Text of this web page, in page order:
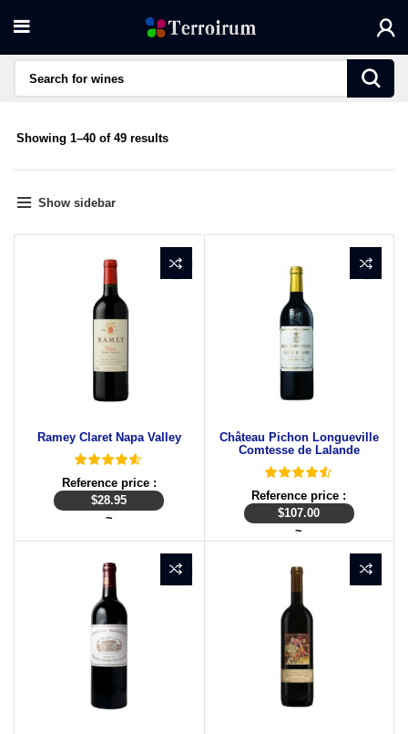
Showing 1–40 of 49 resultsSorted
Show sidebar
Ramey Claret Napa Valley
Reference price :
$28.95
~
Château Pichon Longueville
Comtesse de Lalande
Reference price :
$107.00
~